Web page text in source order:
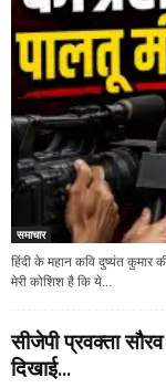
समाचार
हिंदी के महान कवि दुष्यंत कुमार
मेरी कोशिश है कि ये...
सीजेपी प्रवक्ता
दिखाई...